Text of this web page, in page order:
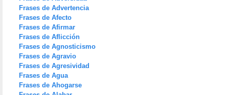
Frases de Advertencia
Frases de Afecto
Frases de Afirmar
Frases de Aflicción
Frases de Agnosticismo
Frases de Agravio
Frases de Agresividad
Frases de Agua
Frases de Ahogarse